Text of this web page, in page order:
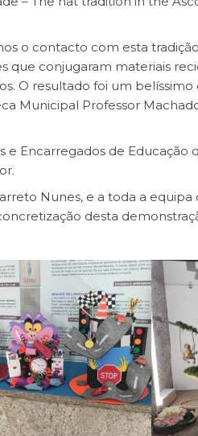
o contacto com esta
que conjugaram materiais
O resultado foi um
Municipal Professor
e Encarregados de
Nunes, e a toda a
desta